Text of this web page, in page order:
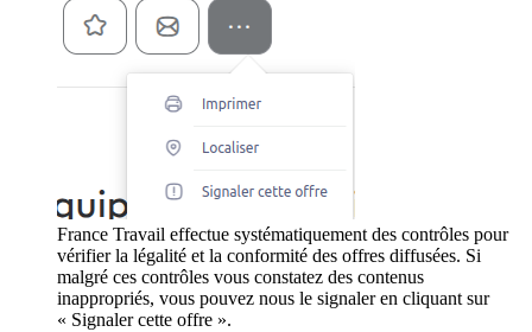
France Travail effectue systématiquement des contrôles pour
vérifier la légalité et la conformité des offres diffusées. Si
malgré ces contrôles vous constatez des contenus
inappropriés, vous pouvez nous le signaler en cliquant sur
« Signaler cette offre ».